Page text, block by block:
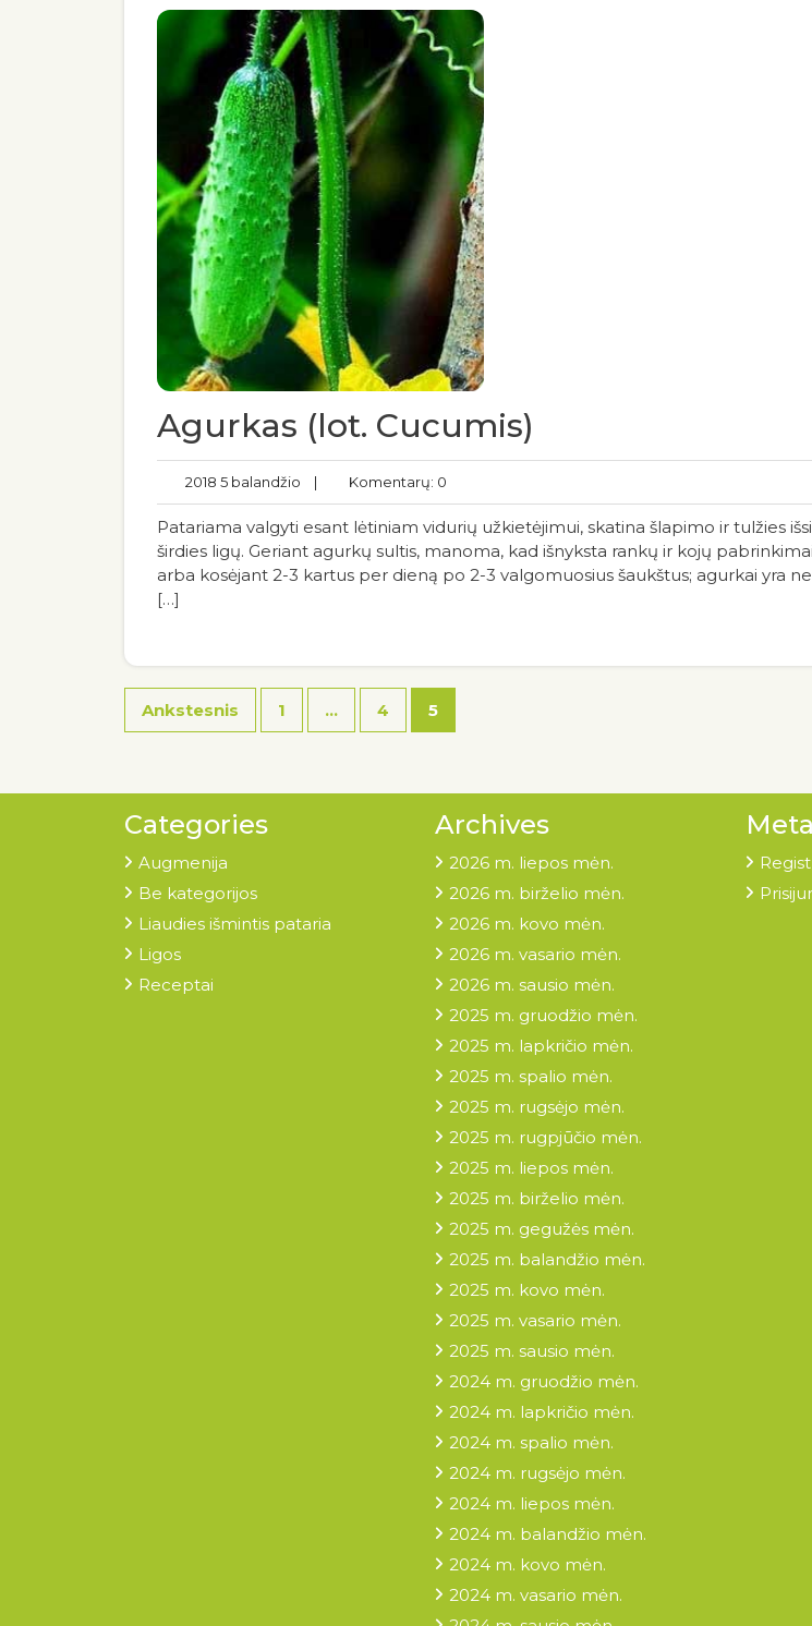
Agurkas (lot. Cucumis)
2018 5 balandžio | Komentarų: 0
Patariama valgyti esant lėtiniam vidurių užkietėjimui, skatina šlapimo ir tulžies
širdies ligų. Geriant agurkų sultis, manoma, kad išnyksta rankų ir kojų
arba kosėjant 2-3 kartus per dieną po 2-3 valgomuosius šaukštus; agurkai yra
[…]
Ankstesnis 1 … 4 5
Categories
Augmenija
Be kategorijos
Liaudies išmintis pataria
Ligos
Receptai
Archives
2026 m. liepos mėn.
2026 m. birželio mėn.
2026 m. kovo mėn.
2026 m. vasario mėn.
2026 m. sausio mėn.
2025 m. gruodžio mėn.
2025 m. lapkričio mėn.
2025 m. spalio mėn.
2025 m. rugsėjo mėn.
2025 m. rugpjūčio mėn.
2025 m. liepos mėn.
2025 m. birželio mėn.
2025 m. gegužės mėn.
2025 m. balandžio mėn.
2025 m. kovo mėn.
2025 m. vasario mėn.
2025 m. sausio mėn.
2024 m. gruodžio mėn.
2024 m. lapkričio mėn.
2024 m. spalio mėn.
2024 m. rugsėjo mėn.
2024 m. liepos mėn.
2024 m. balandžio mėn.
2024 m. kovo mėn.
2024 m. vasario mėn.
Meta